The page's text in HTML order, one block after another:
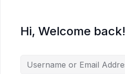
Hi, Welcome back!